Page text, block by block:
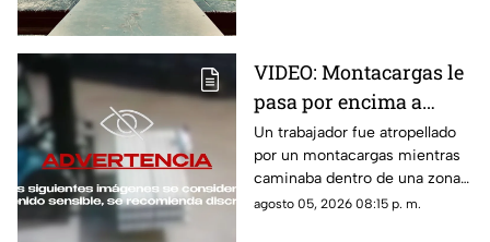
VIDEO: Montacargas le
pasa por encima a
trabajador dentro de
una bodega
Un trabajador fue atropellado
por un montacargas mientras
caminaba dentro de una zona
de trabajo; cámaras de
agosto 05, 2026 08:15 p. m.